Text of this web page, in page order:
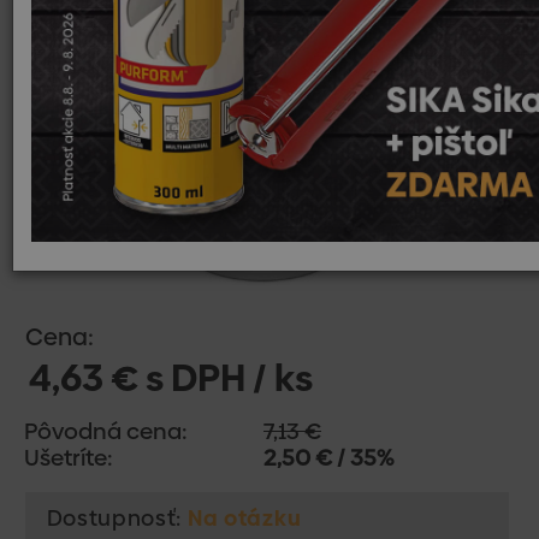
Cena:
4,63 € s DPH / ks
Pôvodná cena:
7,13 €
Ušetríte:
2,50 € / 35%
Dostupnosť: Na otázku